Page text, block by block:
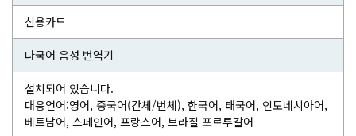
신용카드
다국어 음성 번역기
설치되어 있습니다.
대응언어:영어, 중국어(간체/번체), 한국어, 태국어, 인도네시아어,
베트남어, 스페인어, 프랑스어, 브라질 포르투갈어